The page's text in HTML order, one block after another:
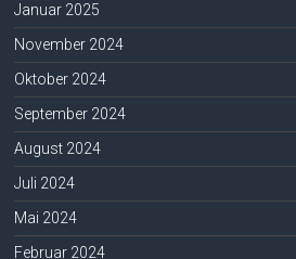
Januar 2025
November 2024
Oktober 2024
September 2024
August 2024
Juli 2024
Mai 2024
Februar 2024